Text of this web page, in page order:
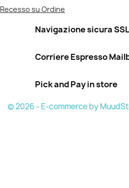
Recesso su Ordine
Navigazione sicura SSL
Corriere Espresso
Pick and Pay in store
© 2026 - E-commerce by